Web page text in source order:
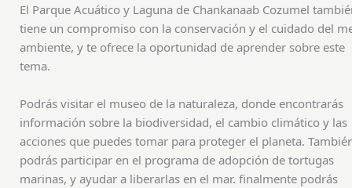
El Parque Acuático y Laguna de Chankanaab Cozumel
tiene un compromiso con la conservación y el cuidado del
ambiente, y te ofrece la oportunidad de aprender sobre este
tema.
Podrás visitar el museo de la naturaleza, donde encontrarás
información sobre la biodiversidad, el cambio climático y las
acciones que puedes tomar para proteger el planeta.
podrás participar en el programa de adopción de tortugas
marinas, y ayudar a liberarlas en el mar. finalmente podrás